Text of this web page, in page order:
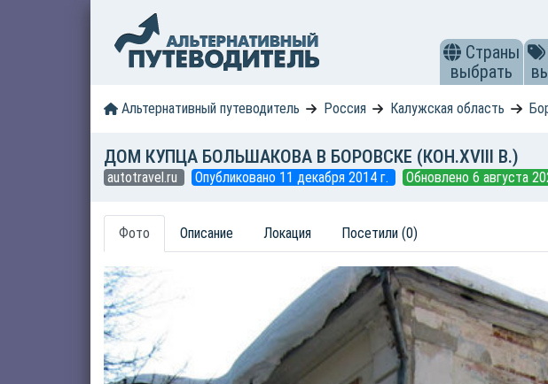
Страны
выбрать
Альтернативный путеводитель Россия Калужская область
ДОМ КУПЦА БОЛЬШАКОВА В БОРОВСКЕ (КОН.XVIII В.)
autotravel.ru Опубликовано 11 декабря 2014 г. Обновлено 6 августа
Фото Описание Локация Посетили (0)